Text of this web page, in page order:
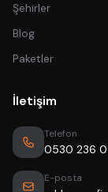
Şehirler
Blog
Paketler
İletişim
Telefon
0530 236
E-posta